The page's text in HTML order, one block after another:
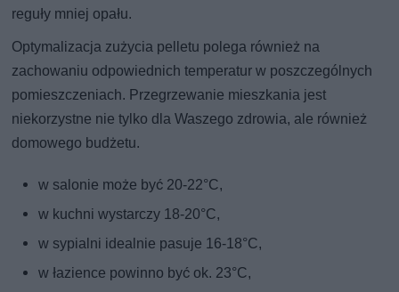
reguły mniej opału.
Optymalizacja zużycia pelletu polega również na
zachowaniu odpowiednich temperatur w poszczególnych
pomieszczeniach. Przegrzewanie mieszkania jest
niekorzystne nie tylko dla Waszego zdrowia, ale również
domowego budżetu.
w salonie może być 20-22°C,
w kuchni wystarczy 18-20°C,
w sypialni idealnie pasuje 16-18°C,
w łazience powinno być ok. 23°C,